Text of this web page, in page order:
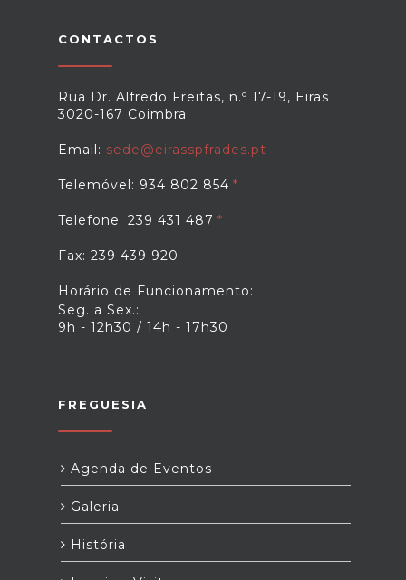
CONTACTOS
Rua Dr. Alfredo Freitas, n.º 17-19, Eiras
3020-167 Coimbra
Email: sede@eirasspfrades.pt
Telemóvel: 934 802 854
Telefone: 239 431 487
Fax: 239 439 920
Horário de Funcionamento:
Seg. a Sex.:
9h - 12h30 / 14h - 17h30
FREGUESIA
Agenda de Eventos
Galeria
História